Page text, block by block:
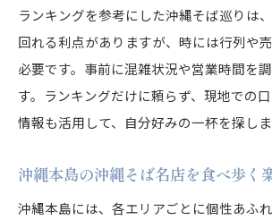
ランキングを参考にした沖縄そば巡りは
回れる利点がありますが、時には行列や
必要です。事前に混雑状況や営業時間を
す。ランキングだけに頼らず、現地での
情報も活用して、自分好みの一杯を探しま
沖縄本島の沖縄そば名店を食べ歩く
沖縄本島には、各エリアごとに個性あふ